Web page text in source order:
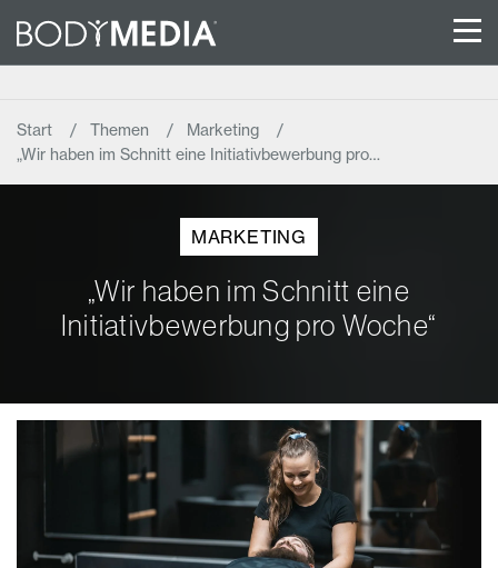
Start Themen
Marketing
„Wir haben im Schnitt eine Initiativbewerbung pro…
MARKETING
„Wir haben im Schnitt eine
Initiativbewerbung pro Woche“